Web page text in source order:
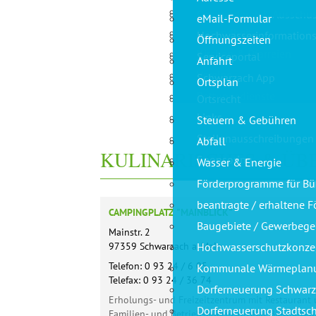
Bildung & Familie
Gesundheit
Kirchen & Pfarreien
Vereine
Rettungsdienste
Links
Stellenausschreibungen
Sponsoring
Gemeinderat &
Serviceportal
Schwarzach App
Ortsrecht
Steuern & Gebühren
Abfall
Wasser & Energie
Förderprogramme für
beantragte / erhaltene
Baugebiete /
Kommunale
Dorferneuerung
Dorferneuerung
eMail-Formular
Öffnungszeiten
Anfahrt
Ortsplan
KULINARISCHES &
CAMPINGPLATZ "MAINBLICK"
Mainstr. 2
97359 Schwarzach a. Main
Telefon: 0 93 24 / 6 05
Telefax: 0 93 24 / 36 74
Erholungs- und Freizeitzentrum mit Restaurant